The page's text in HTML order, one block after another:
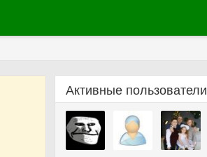
Активные пользователи